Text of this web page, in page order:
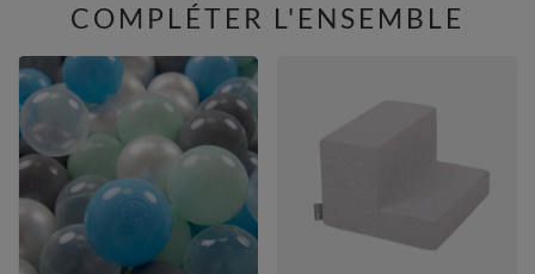
COMPLÉTER L'ENSEMBLE